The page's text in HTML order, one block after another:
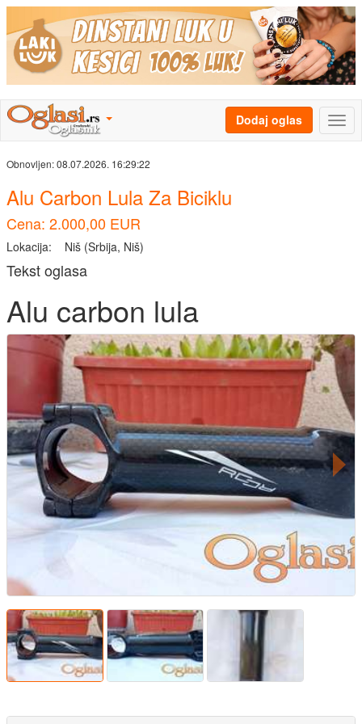
Dodaj oglas
Obnovljen:08.07.2026. 16:29:22
Alu Carbon Lula Za Biciklu
Cena: 2.000,00 EUR
Lokacija: Niš (Srbija, Niš)
Tekst oglasa
Alu carbon lula